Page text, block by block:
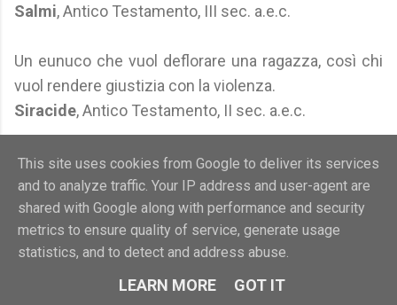
Salmi, Antico Testamento, III sec. a.e.c.
Un eunuco che vuol deflorare una ragazza, così chi
vuol rendere giustizia con la violenza.
Siracide, Antico Testamento, II sec. a.e.c.
Fonte di vita è la bocca del giusto, la bocca degli
empi nasconde violenza. L'odio suscita litigi, l'amore
ricopre ogni colpa.
Libro dei Proverbi, Antico Testamento, V sec. a.e.c.
Il violento deve essere punito, se lo risparmi, lo
This site uses cookies from Google to deliver its services
and to analyze traffic. Your IP address and user-agent are
shared with Google along with performance and security
metrics to ensure quality of service, generate usage
statistics, and to detect and address abuse.
LEARN MORE GOT IT